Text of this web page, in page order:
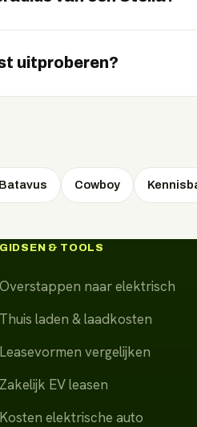
uitproberen?
Batavus Cowboy
GIDSEN & TOOLS
Overstappen naar elektrisch
Thuis laden & laadkosten
Leasevormen vergelijken
Zakelijk EV leasen
Kosten elektrische auto